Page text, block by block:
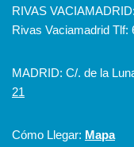
RIVAS
Rivas Vaciamadrid Tlf:
MADRID: C/. de la
21
Cómo Llegar: Mapa